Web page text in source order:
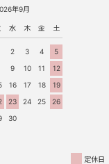
年9月
水 木 金 土
2 3 4
5
9 10 11
12
16 17 18
19
23 24 25
26
30
定休日